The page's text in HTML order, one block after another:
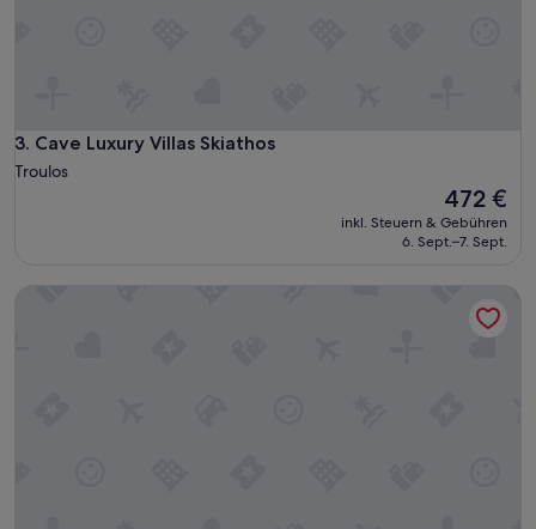
3. Cave Luxury Villas Skiathos
Cave Luxury Villas Skiathos
Troulos
Der
Preis
beträgt
472 €
inkl. Steuern & Gebühren
6. Sept.–7. Sept.
IO. DELUXE 2ΒR, 2 BTHR. VILLA MIT PRIVATEM POOL UND